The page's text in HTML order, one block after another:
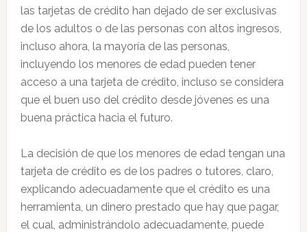
las tarjetas de crédito han dejado de ser exclusivas
de los adultos o de las personas con altos ingresos,
incluso ahora, la mayoría de las personas,
incluyendo los menores de edad pueden tener
acceso a una tarjeta de crédito, incluso se considera
que el buen uso del crédito desde jóvenes es una
buena práctica hacia el futuro.
La decisión de que los menores de edad tengan una
tarjeta de crédito es de los padres o tutores, claro,
explicando adecuadamente que el crédito es una
herramienta, un dinero prestado que hay que pagar,
el cual, administrándolo adecuadamente, puede